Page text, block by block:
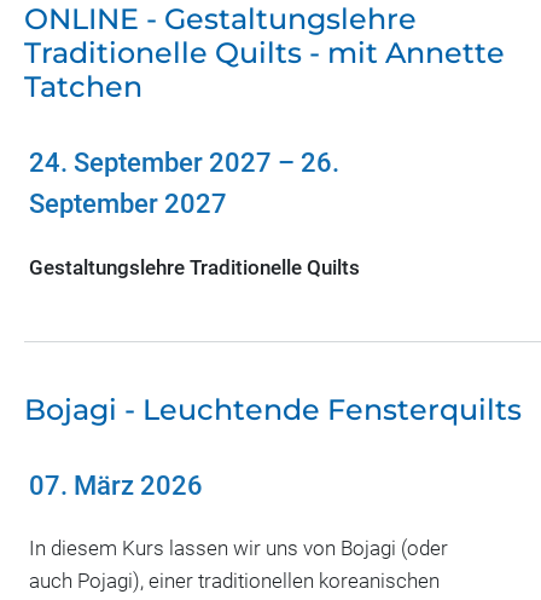
ONLINE - Gestaltungslehre
Traditionelle Quilts - mit Annette
Tatchen
24. September 2027 – 26.
September 2027
Gestaltungslehre Traditionelle Quilts
Bojagi - Leuchtende Fensterquilts
07. März 2026
In diesem Kurs lassen wir uns von Bojagi (oder
auch Pojagi), einer traditionellen koreanischen